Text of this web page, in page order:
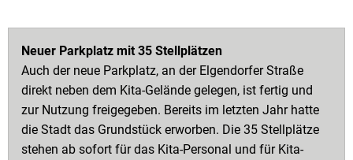
Neuer Parkplatz mit 35 Stellplätzen
Auch der neue Parkplatz, an der Elgendorfer Straße
direkt neben dem Kita-Gelände gelegen, ist fertig und
zur Nutzung freigegeben. Bereits im letzten Jahr hatte
die Stadt das Grundstück erworben. Die 35 Stellplätze
stehen ab sofort für das Kita-Personal und für Kita-